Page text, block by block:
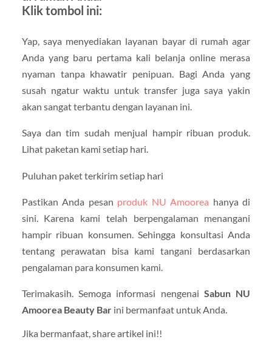
Klik tombol ini:
Yap, saya menyediakan layanan bayar di rumah agar
Anda yang baru pertama kali belanja online merasa
nyaman tanpa khawatir penipuan. Bagi Anda yang
susah ngatur waktu untuk transfer juga saya yakin
akan sangat terbantu dengan layanan ini.
Saya dan tim sudah menjual hampir ribuan produk.
Lihat paketan kami setiap hari.
Puluhan paket terkirim setiap hari
Pastikan Anda pesan produk NU Amoorea hanya di
sini. Karena kami telah berpengalaman menangani
hampir ribuan konsumen. Sehingga konsultasi Anda
tentang perawatan bisa kami tangani berdasarkan
pengalaman para konsumen kami.
Terimakasih. Semoga informasi nengenai Sabun NU
Amoorea Beauty Barini bermanfaat untuk Anda.
Jika bermanfaat, share artikel ini!!